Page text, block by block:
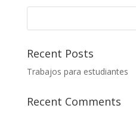
Recent Posts
Trabajos para estudiantes
Recent Comments